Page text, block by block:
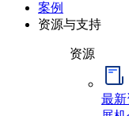
案例
资源与支持
资源
最